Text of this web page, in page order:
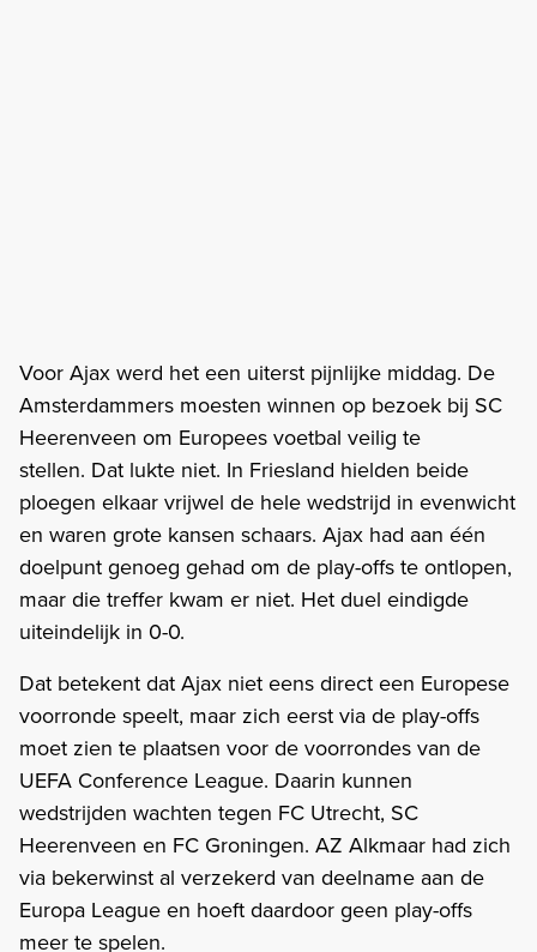
Voor Ajax werd het een uiterst pijnlijke middag. De
Amsterdammers moesten winnen op bezoek bij SC
Heerenveen om Europees voetbal veilig te
stellen. Dat lukte niet. In Friesland hielden beide
ploegen elkaar vrijwel de hele wedstrijd in evenwicht
en waren grote kansen schaars. Ajax had aan één
doelpunt genoeg gehad om de play-offs te ontlopen,
maar die treffer kwam er niet. Het duel eindigde
uiteindelijk in 0-0.
Dat betekent dat Ajax niet eens direct een Europese
voorronde speelt, maar zich eerst via de play-offs
moet zien te plaatsen voor de voorrondes van de
UEFA Conference League. Daarin kunnen
wedstrijden wachten tegen FC Utrecht, SC
Heerenveen en FC Groningen. AZ Alkmaar had zich
via bekerwinst al verzekerd van deelname aan de
Europa League en hoeft daardoor geen play-offs
meer te spelen.